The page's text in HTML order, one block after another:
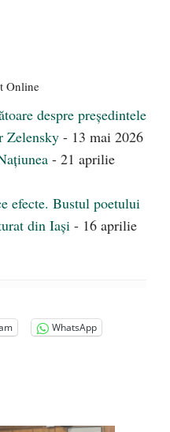
Online
despre președintele
Zelensky - 13 mai 2026
- 21 aprilie
efecte. Bustul poetului
din Iași - 16 aprilie
WhatsApp